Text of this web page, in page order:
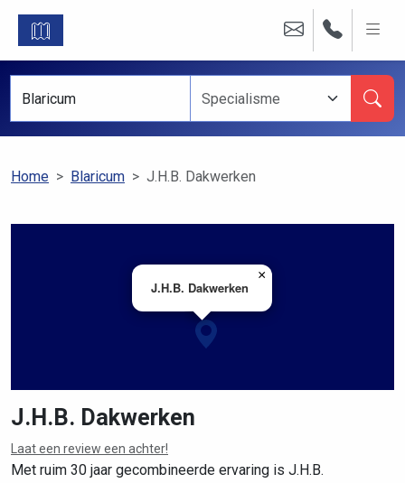
Home Blaricum J.H.B. Dakwerken
J.H.B. Dakwerken
×
Leaflet |©OpenStreetMap
J.H.B. Dakwerken
Laat een review een achter!
Met ruim 30 jaar gecombineerde ervaring is J.H.B.